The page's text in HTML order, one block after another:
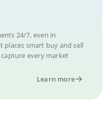
24/7, even in
places smart buy and sell
every market
Learn more